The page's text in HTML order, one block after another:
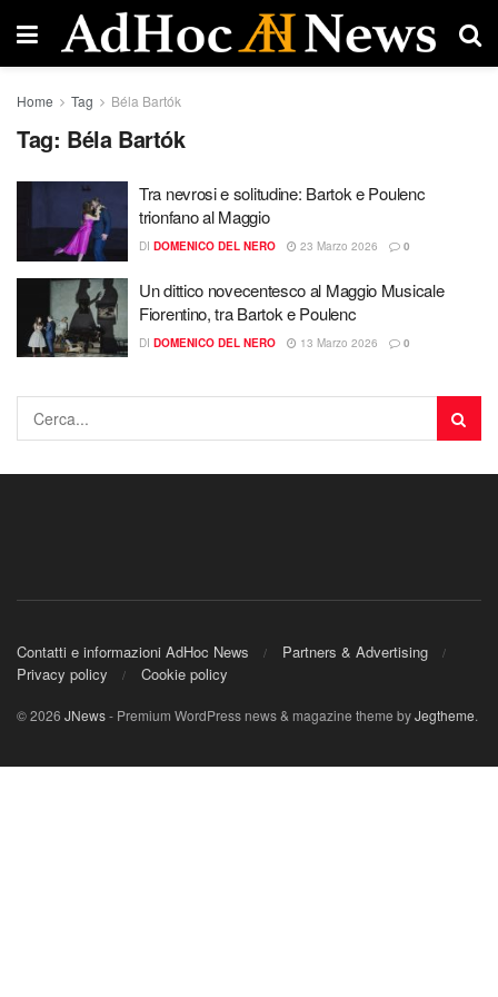
Home Tag Béla Bartók
Tag: Béla Bartók
Tra nevrosi e solitudine: Bartok e Poulenc
trionfano al Maggio
DI DOMENICO DEL NERO 23 Marzo 2026 0
Un dittico novecentesco al Maggio Musicale
Fiorentino, tra Bartok e Poulenc
DI DOMENICO DEL NERO 13 Marzo 2026 0
Contatti e informazioni AdHoc News
Partners & Advertising
Privacy policy
Cookie policy
© 2026 JNews- Premium WordPress news & magazine theme byJegtheme.